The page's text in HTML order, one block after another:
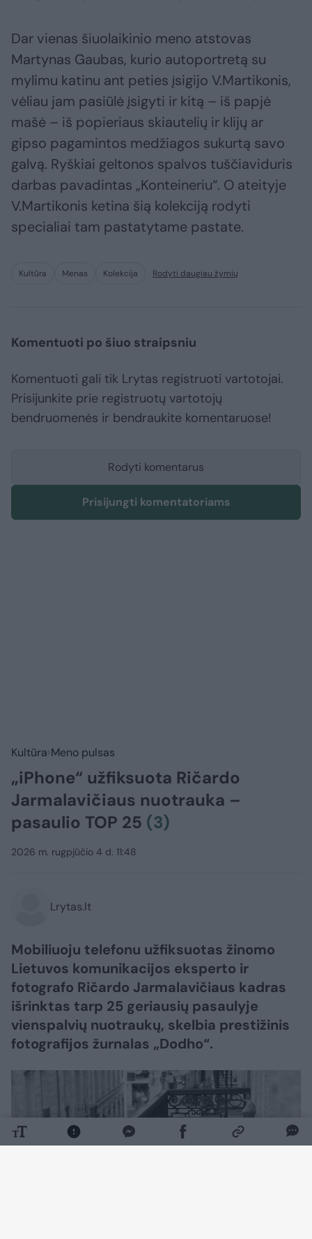
Dar vienas šiuolaikinio meno atstovas
Martynas Gaubas, kurio autoportretą su
mylimu katinu ant peties įsigijo V.Martikonis,
vėliau jam pasiūlė įsigyti ir kitą – iš papjė
mašė – iš popieriaus skiautelių ir klijų ar
gipso pagamintos medžiagos sukurtą savo
galvą. Ryškiai geltonos spalvos tuščiaviduris
darbas pavadintas „Konteineriu“. O ateityje
V.Martikonis ketina šią kolekciją rodyti
specialiai tam pastatytame pastate.
Kultūra Menas Kolekcija Rodyti daugiau žymių
Komentuoti po šiuo straipsniu
Komentuoti gali tik Lrytas registruoti vartotojai.
Prisijunkite prie registruotų vartotojų
bendruomenės ir bendraukite komentaruose!
Rodyti komentarus
Prisijungti komentatoriams
Kultūra Meno pulsas
„iPhone“ užfiksuota Ričardo
Jarmalavičiaus nuotrauka –
pasaulio TOP 25 (3)
2026 m. rugpjūčio 4 d. 11:48
Lrytas.lt
Mobiliuoju telefonu užfiksuotas žinomo
Lietuvos komunikacijos eksperto ir
fotografo Ričardo Jarmalavičiaus kadras
išrinktas tarp 25 geriausių pasaulyje
vienspalvių nuotraukų, skelbia prestižinis
fotografijos žurnalas „Dodho“.